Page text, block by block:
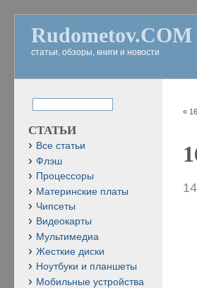
Rudometov.COM
статьи, обзоры, книги и новости
«
СТАТЬИ
Все статьи
Флэш
Процессоры
Материнские платы
Чипсеты
Видеокарты
Мультимедиа
Жесткие диски
Ноутбуки и планшеты
Мобильные устройства